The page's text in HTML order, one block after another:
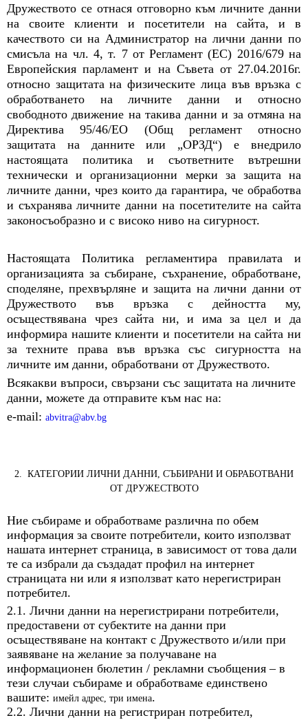
Дружеството се отнася отговорно към личните данни
на своите клиенти и посетители на сайта, и в
качеството си на Администратор на лични данни по
смисъла на чл. 4, т. 7 от Регламент (ЕС) 2016/679 на
Европейския парламент и на Съвета от 27.04.2016г.
относно защитата на физическите лица във връзка с
обработването на личните данни и относно
свободното движение на такива данни и за отмяна на
Директива 95/46/ЕО (Общ регламент относно
защитата на данните или „ОРЗД“) е внедрило
настоящата политика и съответните вътрешни
технически и организационни мерки за защита на
личните данни, чрез които да гарантира, че обработва
и съхранява личните данни на посетителите на сайта
законосъобразно и с високо ниво на сигурност.
Настоящата Политика регламентира правилата и
организацията за събиране, съхранение, обработване,
споделяне, прехвърляне и защита на лични данни от
Дружеството във връзка с дейността му,
осъществявана чрез сайта ни, и има за цел и да
информира нашите клиенти и посетители на сайта ни
за техните права във връзка със сигурността на
личните им данни, обработвани от Дружеството.
Всякакви въпроси, свързани със защитата на личните
данни, можете да отправите към нас на:
e-mail: abvitra@abv.bg
2. КАТЕГОРИИ ЛИЧНИ ДАННИ, СЪБИРАНИ И ОБРАБОТВАНИ
ОТ ДРУЖЕСТВОТО
Ние събираме и обработваме различна по обем
информация за своите потребители, които използват
нашата интернет страница, в зависимост от това дали
те са избрали да създадат профил на интернет
страницата ни или я използват като нерегистриран
потребител.
2.1. Лични данни на нерегистрирани потребители,
предоставени от субектите на данни при
осъществяване на контакт с Дружеството и/или при
заявяване на желание за получаване на
информационен бюлетин / рекламни съобщения – в
тези случаи събираме и обработваме единствено
вашите: имейл адрес, три имена.
2.2. Лични данни на регистриран потребител,